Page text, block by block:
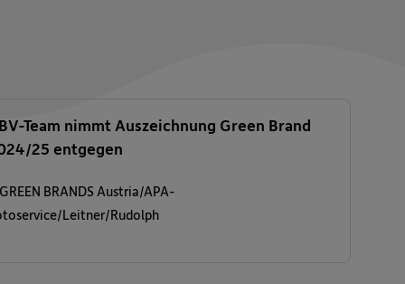
Team nimmt Auszeichnung Green Brand
25 entgegen
BRANDS Austria/APA-
Leitner/Rudolph